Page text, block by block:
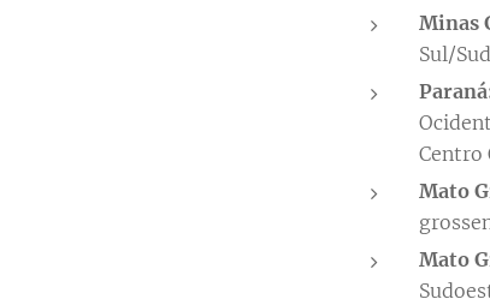
Minas
Sul/
Centro
Mato
Mato